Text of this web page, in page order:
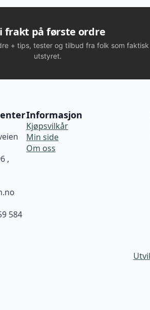
frakt på første ordre
+ tips, tester og tilbud fra folk som
utstyret.
,
584
Informasjon
Kjøpsvilkår
Min side
Om oss